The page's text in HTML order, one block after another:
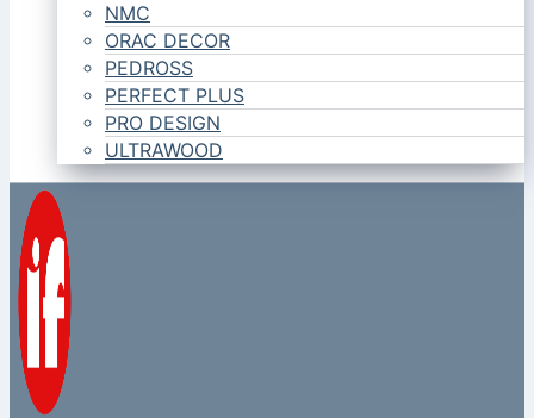
NMC
ORAC DECOR
PEDROSS
PERFECT PLUS
PRO DESIGN
ULTRAWOOD